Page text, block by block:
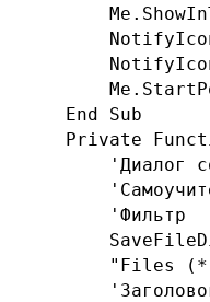
    End Sub
Private
'Диалог
        'Фильтр
"Files